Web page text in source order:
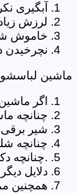
آبگیری
لرزش
خاموش
نچرخیدن
ماشین
اگر
چنانچه
شیر
چنانچه
.چنانچه
دلایل
همچنین